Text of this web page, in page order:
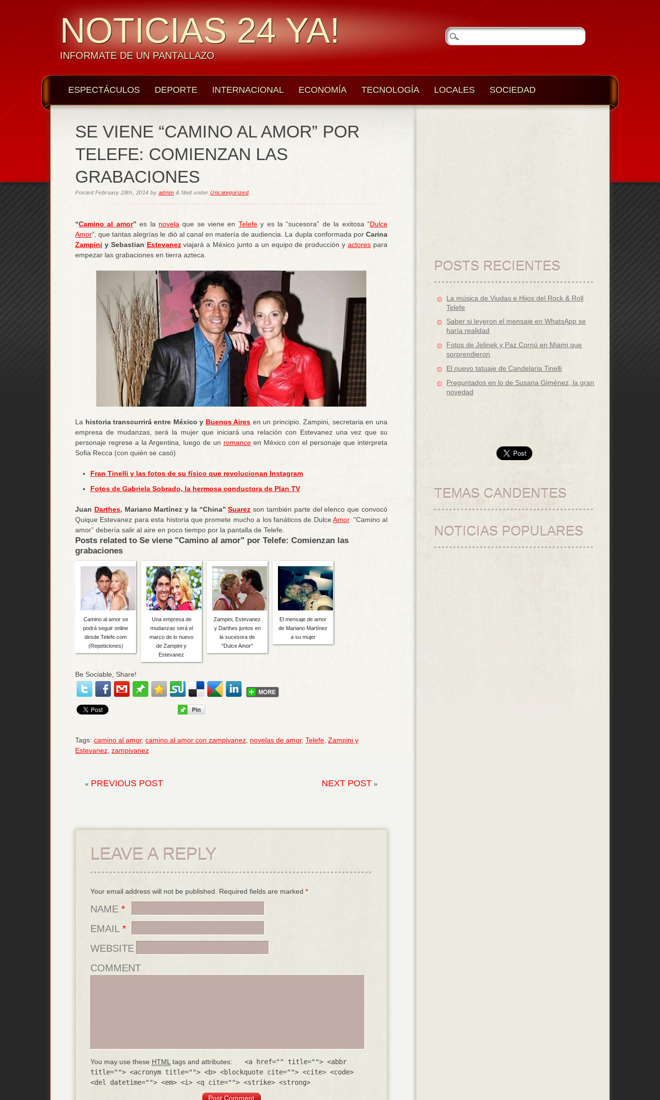
NOTICIAS 24 YA!
INFORMATE DE UN PANTALLAZO
ESPECTÁCULOS DEPORTE INTERNACIONAL ECONOMÍA TECNOLOGÍA LOCALES SOCIEDAD
SE VIENE “CAMINO AL AMOR” POR
TELEFE: COMIENZAN LAS
GRABACIONES
Posted February 28th, 2014 by admin & filed underUncategorized.
“Camino al amor” es la novela que se viene en Telefey es la “sucesora” de la exitosa “Dulce
Amor”, que tantas alegrías le dió al canal en matería de audiencia. La dupla conformada por Carina
Zampini y Sebastian Estevanezviajará a México junto a un equipo de producción yactores para
empezar las grabaciones en tierra azteca.
La historia transcurrirá entre México y Buenos Aires en un principio. Zampini, secretaria en una
empresa de mudanzas, será la mujer que iniciará una relación con Estevanez una vez que su
personaje regrese a la Argentina, luego de un romanceen México con el personaje que interpreta
Sofia Recca (con quién se casó)
Fran Tinelli y las fotos de su físico que revolucionan Instagram
Fotos de Gabriela Sobrado, la hermosa conductora de Plan TV
Juan Darthes, Mariano Martínez y la “China”Suarez son también parte del elenco que convocó
Quique Estevanez para esta historia que promete mucho a los fanáticos de DulceAmor. “Camino al
amor” debería salir al aire en poco tiempo por la pantalla de Telefe.
Posts related to Se viene "Camino al amor" por Telefe: Comienzan las
grabaciones
Camino al amor se
podrá seguir online
desde Telefe.com
(Repeticiones)
Una empresa de
mudanzas será el
marco de lo nuevo
de Zampini y
Estevanez
Zampini, Estevanez
y Darthes juntos en
la sucesora de
"Dulce Amor"
El mensaje de amor
de Mariano Martínez
a su mujer
Be Sociable, Share!
Tags: camino al amor, camino al amor con zampivanez, novelas de amor, Telefe, Zampini y
Estevanez, zampivanez
« PREVIOUS POST NEXT POST»
LEAVE A REPLY
Your email address will not be published. Required fields are marked *
NAME *
EMAIL *
WEBSITE
COMMENT
You may use these HTML tags and attributes:
<a href="" title=""> <abbr
title=""> <acronym title=""> <b> <blockquote cite=""> <cite> <code>
<del datetime=""> <em> <i> <q cite=""> <strike> <strong>
POSTS RECIENTES
La música de Viudas e Hijos del Rock & Roll
Telefe
Saber si leyeron el mensaje en WhatsApp se
haría realidad
Fotos de Jelinek y Paz Cornú en Miami que
sorprendieron
El nuevo tatuaje de Candelaria Tinelli
Preguntados en lo de Susana Giménez, la gran
novedad
TEMAS CANDENTES
NOTICIAS POPULARES